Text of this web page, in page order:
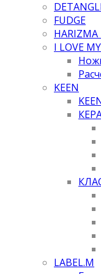
FUDGE
HARIZMA
I LOVE
KEEN
LABEL.M